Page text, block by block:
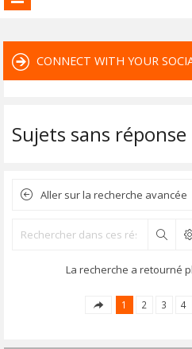
CONNECT WITH YOUR
Sujets sans réponse
Aller sur la recherche avancée
La recherche a retourné
1 2 3 4